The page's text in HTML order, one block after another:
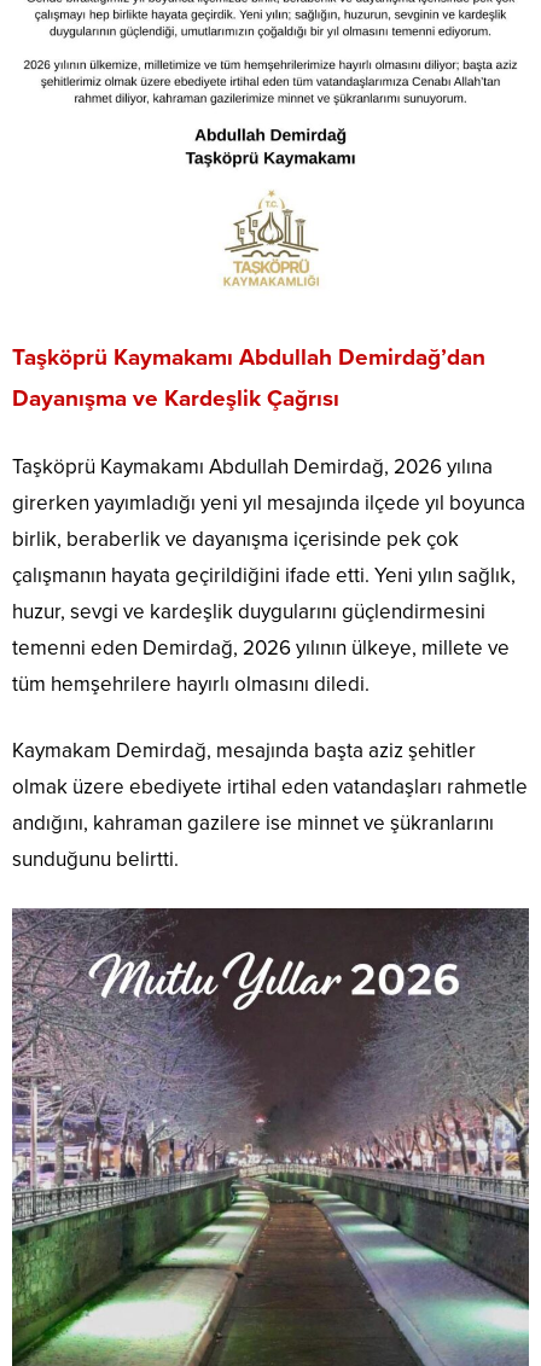
Taşköprü Kaymakamı Abdullah Demirdağ’dan
Dayanışma ve Kardeşlik Çağrısı
Taşköprü Kaymakamı Abdullah Demirdağ, 2026 yılına
girerken yayımladığı yeni yıl mesajında ilçede yıl boyunca
birlik, beraberlik ve dayanışma içerisinde pek çok
çalışmanın hayata geçirildiğini ifade etti. Yeni yılın sağlık,
huzur, sevgi ve kardeşlik duygularını güçlendirmesini
temenni eden Demirdağ, 2026 yılının ülkeye, millete ve
tüm hemşehrilere hayırlı olmasını diledi.
Kaymakam Demirdağ, mesajında başta aziz şehitler
olmak üzere ebediyete irtihal eden vatandaşları rahmetle
andığını, kahraman gazilere ise minnet ve şükranlarını
sunduğunu belirtti.